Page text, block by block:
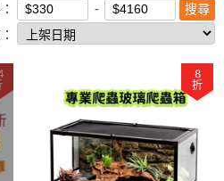
8
折